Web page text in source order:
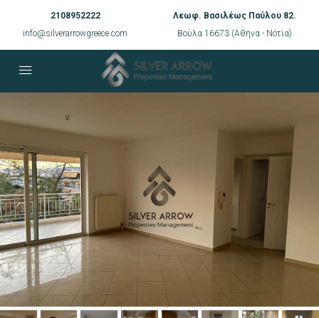
2108952222
info@silverarrowgreece.com
Λεωφ. Βασιλέως Παύλου 82.
Βούλα 16673 (Αθήνα - Νότια)